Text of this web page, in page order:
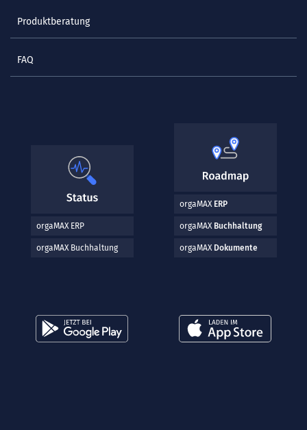
Produktberatung
FAQ
orgaMAX ERP
orgaMAX Buchhaltung
orgaMAX ERP
orgaMAX Buchhaltung
orgaMAX Dokumente